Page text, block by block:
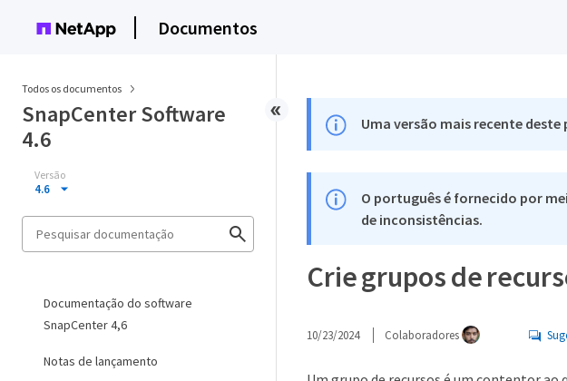
Documentos
Todos os documentos
SnapCenter Software
4.6
Versão
4.6
Documentação do software
SnapCenter 4,6
Notas de lançamento
Uma versão mais recente
O português é fornecido por
de inconsistências.
Crie grupos de
10/23/2024 Colaboradores